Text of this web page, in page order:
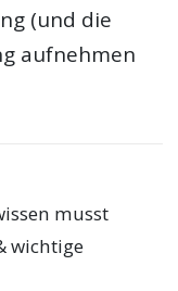
(und die
aufnehmen
musst
wichtige